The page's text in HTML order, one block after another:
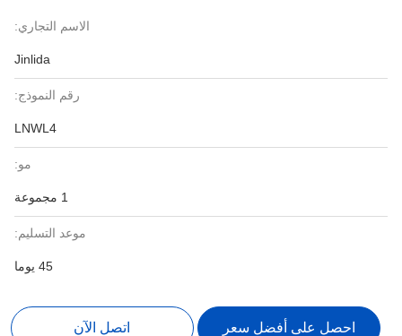
الاسم التجاري:
Jinlida
رقم النموذج:
LNWL4
مو:
موعد التسليم:
45 يوما
احصل على أفضل سعر اتصل الآن